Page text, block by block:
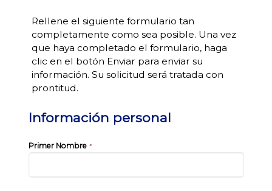
Rellene el siguiente formulario tan
completamente como sea posible. Una vez
que haya completado el formulario, haga
clic en el botón Enviar para enviar su
información. Su solicitud será tratada con
prontitud.
Información personal
Primer Nombre *